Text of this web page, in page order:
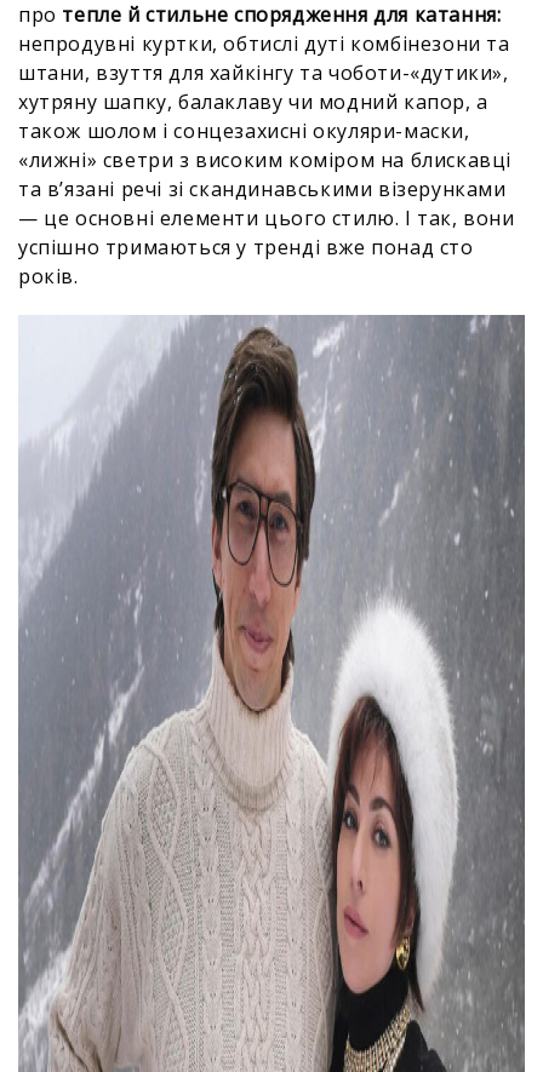
про тепле й стильне спорядження для катання:
непродувні куртки, обтислі дуті комбінезони та
штани, взуття для хайкінгу та чоботи-«дутики»,
хутряну шапку, балаклаву чи модний капор, а
також шолом і сонцезахисні окуляри-маски,
«лижні» светри з високим коміром на блискавці
та в’язані речі зі скандинавськими візерунками
— це основні елементи цього стилю. І так, вони
успішно тримаються у тренді вже понад сто
років.